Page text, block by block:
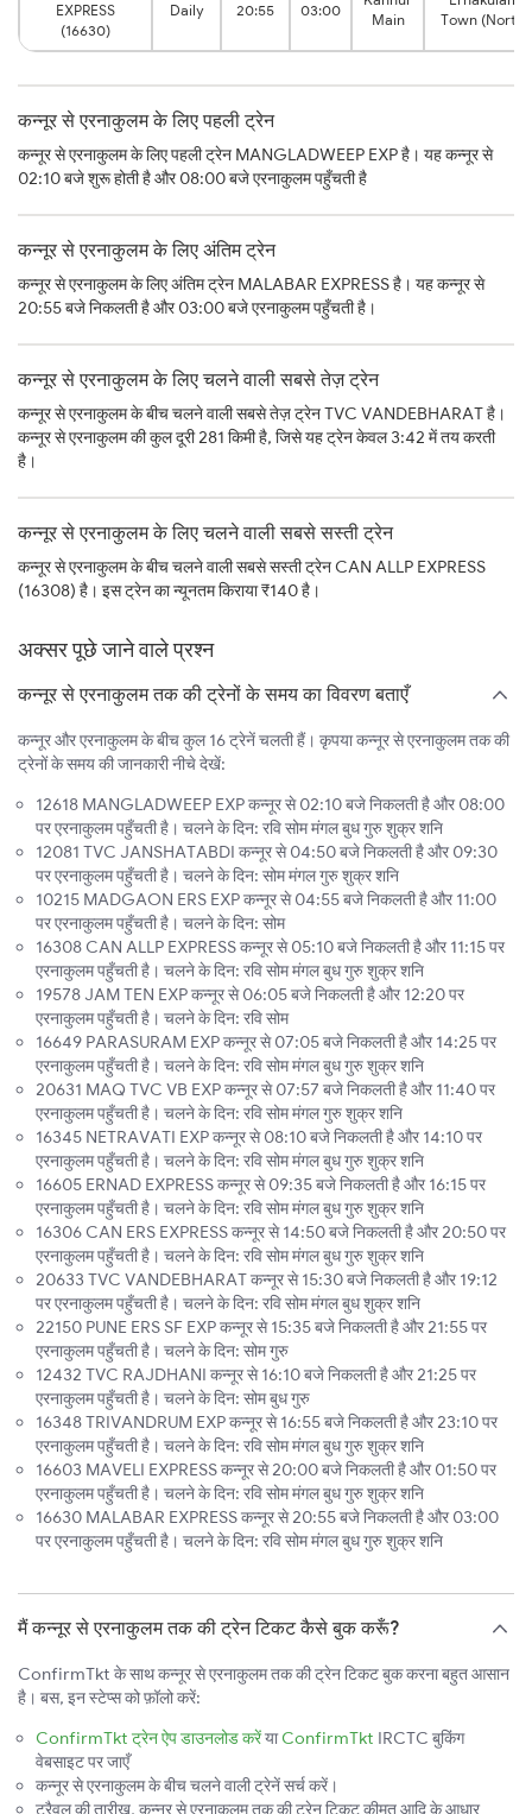
EXPRESS
(16630)
Daily 20:55 03:00
Main
Town (North)
कन्नूर से एरनाकुलम के लिए पहली ट्रेन
कन्नूर से एरनाकुलम के लिए पहली ट्रेन MANGLADWEEP EXP है। यह कन्नूर से
02:10 बजे शुरू होती है और 08:00 बजे एरनाकुलम पहुँचती है
कन्नूर से एरनाकुलम के लिए अंतिम ट्रेन
कन्नूर से एरनाकुलम के लिए अंतिम ट्रेन MALABAR EXPRESS है। यह कन्नूर से
20:55 बजे निकलती है और 03:00 बजे एरनाकुलम पहुँचती है।
कन्नूर से एरनाकुलम के लिए चलने वाली सबसे तेज़ ट्रेन
कन्नूर से एरनाकुलम के बीच चलने वाली सबसे तेज़ ट्रेन TVC VANDEBHARAT है।
कन्नूर से एरनाकुलम की कुल दूरी 281 किमी है, जिसे यह ट्रेन केवल 3:42 में तय करती
है।
कन्नूर से एरनाकुलम के लिए चलने वाली सबसे सस्ती ट्रेन
कन्नूर से एरनाकुलम के बीच चलने वाली सबसे सस्ती ट्रेन CAN ALLP EXPRESS
(16308) है। इस ट्रेन का न्यूनतम किराया ₹140 है।
अक्सर पूछे जाने वाले प्रश्न
कन्नूर से एरनाकुलम तक की ट्रेनों के समय का विवरण बताएँ
कन्नूर और एरनाकुलम के बीच कुल 16 ट्रेनें चलती हैं। कृपया कन्नूर से एरनाकुलम तक की
ट्रेनों के समय की जानकारी नीचे देखें:
12618 MANGLADWEEP EXP कन्नूर से 02:10 बजे निकलती है और 08:00
पर एरनाकुलम पहुँचती है। चलने के दिन: रवि सोम मंगल बुध गुरु शुक्र शनि
12081 TVC JANSHATABDI कन्नूर से 04:50 बजे निकलती है और 09:30
पर एरनाकुलम पहुँचती है। चलने के दिन: सोम मंगल गुरु शुक्र शनि
10215 MADGAON ERS EXP कन्नूर से 04:55 बजे निकलती है और 11:00
पर एरनाकुलम पहुँचती है। चलने के दिन: सोम
16308 CAN ALLP EXPRESS कन्नूर से 05:10 बजे निकलती है और 11:15 पर
एरनाकुलम पहुँचती है। चलने के दिन: रवि सोम मंगल बुध गुरु शुक्र शनि
19578 JAM TEN EXP कन्नूर से 06:05 बजे निकलती है और 12:20 पर
एरनाकुलम पहुँचती है। चलने के दिन: रवि सोम
16649 PARASURAM EXP कन्नूर से 07:05 बजे निकलती है और 14:25 पर
एरनाकुलम पहुँचती है। चलने के दिन: रवि सोम मंगल बुध गुरु शुक्र शनि
20631 MAQ TVC VB EXP कन्नूर से 07:57 बजे निकलती है और 11:40 पर
एरनाकुलम पहुँचती है। चलने के दिन: रवि सोम मंगल गुरु शुक्र शनि
16345 NETRAVATI EXP कन्नूर से 08:10 बजे निकलती है और 14:10 पर
एरनाकुलम पहुँचती है। चलने के दिन: रवि सोम मंगल बुध गुरु शुक्र शनि
16605 ERNAD EXPRESS कन्नूर से 09:35 बजे निकलती है और 16:15 पर
एरनाकुलम पहुँचती है। चलने के दिन: रवि सोम मंगल बुध गुरु शुक्र शनि
16306 CAN ERS EXPRESS कन्नूर से 14:50 बजे निकलती है और 20:50 पर
एरनाकुलम पहुँचती है। चलने के दिन: रवि सोम मंगल बुध गुरु शुक्र शनि
20633 TVC VANDEBHARAT कन्नूर से 15:30 बजे निकलती है और 19:12
पर एरनाकुलम पहुँचती है। चलने के दिन: रवि सोम मंगल बुध शुक्र शनि
22150 PUNE ERS SF EXP कन्नूर से 15:35 बजे निकलती है और 21:55 पर
एरनाकुलम पहुँचती है। चलने के दिन: सोम गुरु
12432 TVC RAJDHANI कन्नूर से 16:10 बजे निकलती है और 21:25 पर
एरनाकुलम पहुँचती है। चलने के दिन: सोम बुध गुरु
16348 TRIVANDRUM EXP कन्नूर से 16:55 बजे निकलती है और 23:10 पर
एरनाकुलम पहुँचती है। चलने के दिन: रवि सोम मंगल बुध गुरु शुक्र शनि
16603 MAVELI EXPRESS कन्नूर से 20:00 बजे निकलती है और 01:50 पर
एरनाकुलम पहुँचती है। चलने के दिन: रवि सोम मंगल बुध गुरु शुक्र शनि
16630 MALABAR EXPRESS कन्नूर से 20:55 बजे निकलती है और 03:00
पर एरनाकुलम पहुँचती है। चलने के दिन: रवि सोम मंगल बुध गुरु शुक्र शनि
मैं कन्नूर से एरनाकुलम तक की ट्रेन टिकट कैसे बुक करूँ?
ConfirmTkt के साथ कन्नूर से एरनाकुलम तक की ट्रेन टिकट बुक करना बहुत आसान
है। बस, इन स्टेप्स को फ़ॉलो करें:
ConfirmTkt ट्रेन ऐप डाउनलोड करेंयाConfirmTkt IRCTC बुकिंग
वेबसाइट पर जाएँ
कन्नूर से एरनाकुलम के बीच चलने वाली ट्रेनें सर्च करें।
ट्रैवल की तारीख, कन्नूर से एरनाकुलम तक की ट्रेन टिकट कीमत आदि के आधार